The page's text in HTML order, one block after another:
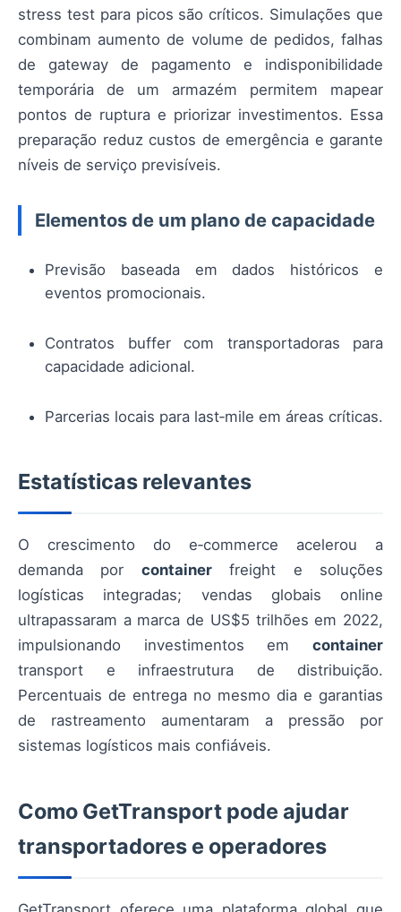
stress test para picos são críticos. Simulações que
combinam aumento de volume de pedidos, falhas
de gateway de pagamento e indisponibilidade
temporária de um armazém permitem mapear
pontos de ruptura e priorizar investimentos. Essa
preparação reduz custos de emergência e garante
níveis de serviço previsíveis.
Elementos de um plano de capacidade
Previsão baseada em dados históricos e
eventos promocionais.
Contratos buffer com transportadoras para
capacidade adicional.
Parcerias locais para last‑mile em áreas críticas.
Estatísticas relevantes
O crescimento do e‑commerce acelerou a
demanda por containerfreight e soluções
logísticas integradas; vendas globais online
ultrapassaram a marca de US$5 trilhões em 2022,
impulsionando investimentos em container
transport e infraestrutura de distribuição.
Percentuais de entrega no mesmo dia e garantias
de rastreamento aumentaram a pressão por
sistemas logísticos mais confiáveis.
Como GetTransport pode ajudar
transportadores e operadores